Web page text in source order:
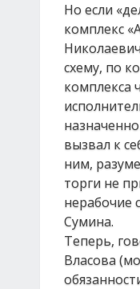
Но если
комплекс
схему, по
комплекса
вызвал к
ним,
торги не
нерабочие
Сумина.
Теперь,
Власова